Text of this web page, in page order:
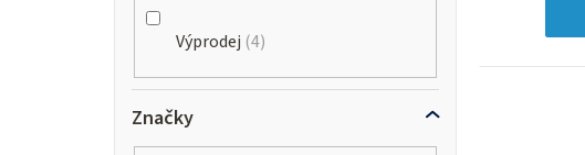
Výprodej 4
Značky